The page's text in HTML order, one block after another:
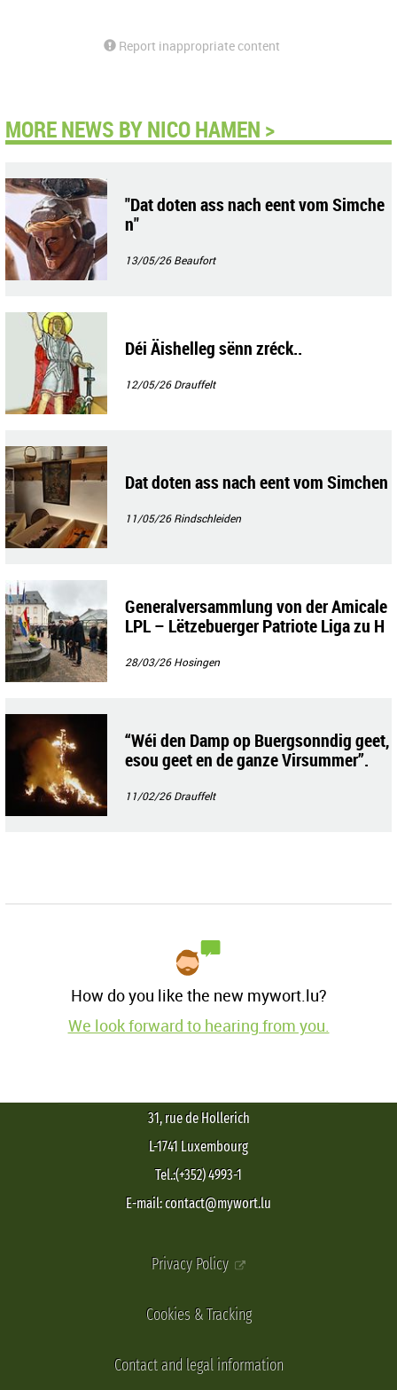
Report inappropriate content
MORE NEWS BY NICO HAMEN >
"Dat doten ass nach eent vom Simche
n"
13/05/26Beaufort
Déi Äishelleg sënn zréck..
12/05/26Drauffelt
Dat doten ass nach eent vom Simchen
11/05/26Rindschleiden
Generalversammlung von der Amicale
LPL – Lëtzebuerger Patriote Liga zu H
28/03/26Hosingen
“Wéi den Damp op Buergsonndig geet,
esou geet en de ganze Virsummer”.
11/02/26Drauffelt
How do you like the new mywort.lu?
We look forward to hearing from you.
31, rue de Hollerich
L-1741 Luxembourg
Tel.:(+352) 4993-1
E-mail: contact@mywort.lu
Privacy Policy
Cookies & Tracking
Contact and legal information